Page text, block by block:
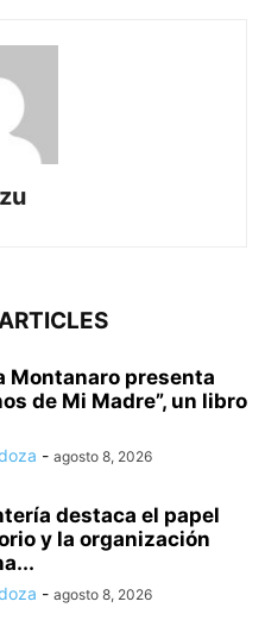
Montanaro presenta
de Mi Madre”, un libro
- agosto 8, 2026
destaca el papel
y la organización
- agosto 8, 2026